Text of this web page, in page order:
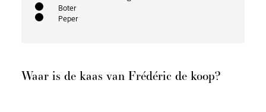
Boter
Peper
Waar is de kaas van Frédéric de koop?